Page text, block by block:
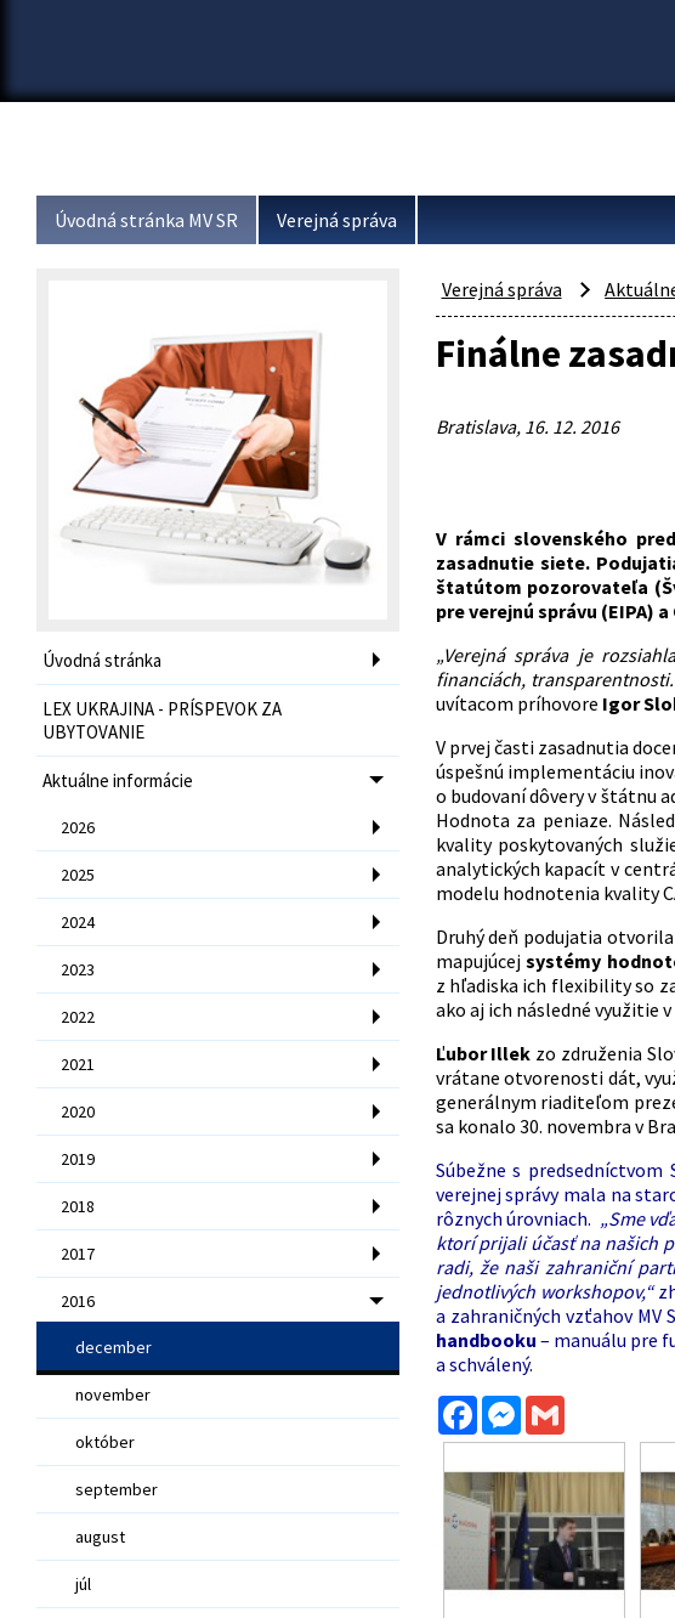
Úvodná stránka MV SR Verejná správa
Úvodná stránka
LEX UKRAJINA - PRÍSPEVOK ZA
UBYTOVANIE
Aktuálne informácie
2026
2025
2024
2023
2022
2021
2020
2019
2018
2017
2016
december
november
október
september
august
júl
Verejná správa
Finálne
Bratislava, 16. 12. 2016
V rámci slovenského
zasadnutie siete.
štatútom pozorovateľa
pre verejnú správu (EIPA)
„Verejná správa je
financiách,
uvítacom príhovore Igor
V prvej časti zasadnutia
úspešnú implementáciu
o budovaní dôvery v štátnu
Hodnota za peniaze.
kvality poskytovaných
analytických kapacít v
modelu hodnotenia kvality
Druhý deň podujatia otvorila
mapujúcejsystémy
z hľadiska ich flexibility so
ako aj ich následné využitie
Ľubor Illek zo združenia
vrátane otvorenosti dát,
generálnym riaditeľom
sa konalo 30. novembra v
Súbežne s
verejnej správy mala na
rôznych úrovniach. „Sme
ktorí prijali účasť na našich
radi, že naši zahraniční
jednotlivých workshopov,“
a zahraničných vzťahov MV
handbooku – manuálu pre
a schválený.
FacebookMessenger
Gmail